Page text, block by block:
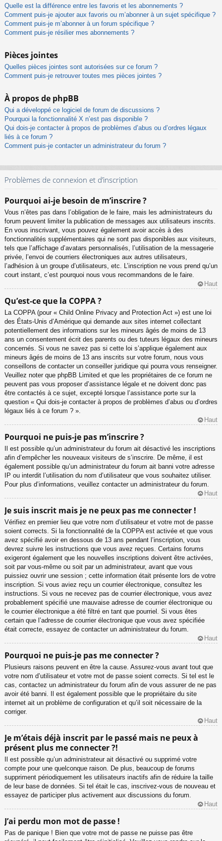
Quelle est la différence entre les favoris et les abonnements ?
Comment puis-je ajouter aux favoris ou m’abonner à un sujet spécifique ?
Comment puis-je m’abonner à un forum spécifique ?
Comment puis-je résilier mes abonnements ?
Pièces jointes
Quelles pièces jointes sont autorisées sur ce forum ?
Comment puis-je retrouver toutes mes pièces jointes ?
À propos de phpBB
Qui a développé ce logiciel de forum de discussions ?
Pourquoi la fonctionnalité X n’est pas disponible ?
Qui dois-je contacter à propos de problèmes d’abus ou d’ordres légaux
liés à ce forum ?
Comment puis-je contacter un administrateur du forum ?
Problèmes de connexion et d’inscription
Pourquoi ai-je besoin de m’inscrire ?
Vous n’êtes pas dans l’obligation de le faire, mais les administrateurs du
forum peuvent limiter la publication de messages aux utilisateurs inscrits.
En vous inscrivant, vous pouvez également avoir accès à des
fonctionnalités supplémentaires qui ne sont pas disponibles aux visiteurs,
tels que l’affichage d’avatars personnalisés, l’utilisation de la messagerie
privée, l’envoi de courriers électroniques aux autres utilisateurs,
l’adhésion à un groupe d’utilisateurs, etc. L’inscription ne vous prend qu’un
court instant, c’est pourquoi nous vous recommandons de le faire.
Haut
Qu’est-ce que la COPPA ?
La COPPA (pour « Child Online Privacy and Protection Act ») est une loi
des États-Unis d’Amérique qui demande aux sites internet collectant
potentiellement des informations sur les mineurs âgés de moins de 13
ans un consentement écrit des parents ou des tuteurs légaux des mineurs
concernés. Si vous ne savez pas si cette loi s’applique également aux
mineurs âgés de moins de 13 ans inscrits sur votre forum, nous vous
conseillons de contacter un conseiller juridique qui pourra vous renseigner.
Veuillez noter que phpBB Limited et que les propriétaires de ce forum ne
peuvent pas vous proposer d’assistance légale et ne doivent donc pas
être contactés à ce sujet, excepté lorsque l’assistance porte sur la
question « Qui dois-je contacter à propos de problèmes d’abus ou d’ordres
légaux liés à ce forum ? ».
Haut
Pourquoi ne puis-je pas m’inscrire ?
Il est possible qu’un administrateur du forum ait désactivé les inscriptions
afin d’empêcher les nouveaux visiteurs de s’inscrire. De même, il est
également possible qu’un administrateur du forum ait banni votre adresse
IP ou interdit l’utilisation du nom d’utilisateur que vous souhaitez utiliser.
Pour plus d’informations, veuillez contacter un administrateur du forum.
Haut
Je suis inscrit mais je ne peux pas me connecter !
Vérifiez en premier lieu que votre nom d’utilisateur et votre mot de passe
soient corrects. Si la fonctionnalité de la COPPA est activée et que vous
avez spécifié avoir en dessous de 13 ans pendant l’inscription, vous
devrez suivre les instructions que vous avez reçues. Certains forums
exigeront également que les nouvelles inscriptions doivent être activées,
soit par vous-même ou soit par un administrateur, avant que vous
puissiez ouvrir une session ; cette information était présente lors de votre
inscription. Si vous aviez reçu un courrier électronique, consultez les
instructions. Si vous ne recevez pas de courrier électronique, vous avez
probablement spécifié une mauvaise adresse de courrier électronique ou
le courrier électronique a été filtré en tant que pourriel. Si vous êtes
certain que l’adresse de courrier électronique que vous avez spécifiée
était correcte, essayez de contacter un administrateur du forum.
Haut
Pourquoi ne puis-je pas me connecter ?
Plusieurs raisons peuvent en être la cause. Assurez-vous avant tout que
votre nom d’utilisateur et votre mot de passe soient corrects. Si tel est le
cas, contactez un administrateur du forum afin de vous assurer de ne pas
avoir été banni. Il est également possible que le propriétaire du site
internet ait un problème de configuration et qu’il soit nécessaire de la
corriger.
Haut
Je m’étais déjà inscrit par le passé mais ne peux à
présent plus me connecter ?!
Il est possible qu’un administrateur ait désactivé ou supprimé votre
compte pour une quelconque raison. De plus, beaucoup de forums
suppriment périodiquement les utilisateurs inactifs afin de réduire la taille
de leur base de données. Si tel était le cas, inscrivez-vous de nouveau et
essayez de participer plus activement aux discussions du forum.
Haut
J’ai perdu mon mot de passe !
Pas de panique ! Bien que votre mot de passe ne puisse pas être